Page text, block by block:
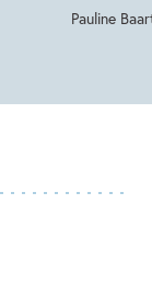
Pauline